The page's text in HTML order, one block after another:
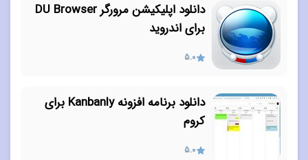
دانلود اپلیکیشن مرورگر DU Browser
برای اندروید
5.0
دانلود برنامه افزونه Kanbanly برای
کروم
5.0